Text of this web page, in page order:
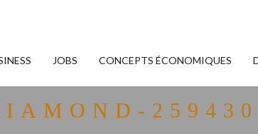
JOBS CONCEPTS ÉCONOMIQUES